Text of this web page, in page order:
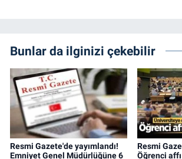
Bunlar da ilginizi çekebilir
Resmi Gazete'de yayımlandı!
Emniyet Genel Müdürlüğüne 6
Resmi
Öğrenci